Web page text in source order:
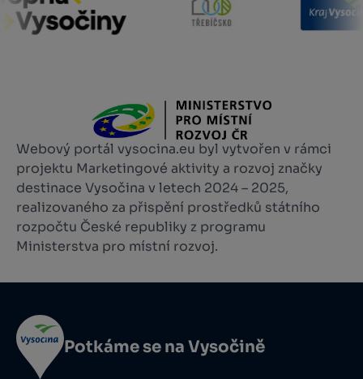
Webový portál vysocina.eu byl vytvořen v rámci
projektu Marketingové aktivity a rozvoj značky
destinace Vysočina v letech 2024 – 2025,
realizovaného za přispění prostředků státního
rozpočtu České republiky z programu
Ministerstva pro místní rozvoj.
Potkáme se na Vysočině